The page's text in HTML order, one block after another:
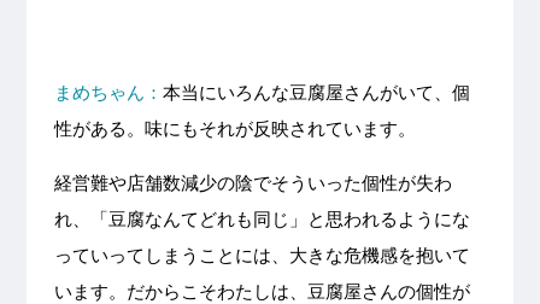
まめちゃん： 本当にいろんな豆腐屋さんがいて、個
性がある。味にもそれが反映されています。
経営難や店舗数減少の陰でそういった個性が失わ
れ、「豆腐なんてどれも同じ」と思われるようにな
っていってしまうことには、大きな危機感を抱いて
います。だからこそわたしは、豆腐屋さんの個性が